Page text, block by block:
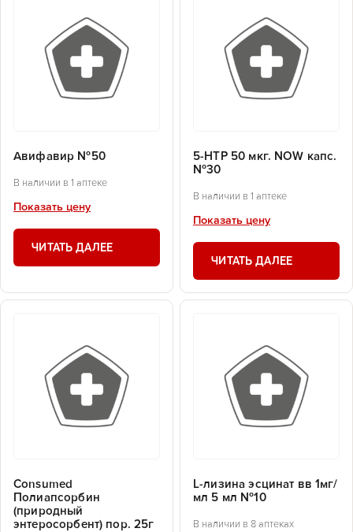
Авифавир №50
В наличии в 1 аптеке
Показать цену
ЧИТАТЬ ДАЛЕЕ
5-HTP 50 мкг. NOW капс.
№30
В наличии в 1 аптеке
Показать цену
ЧИТАТЬ ДАЛЕЕ
Consumed
Полиапсорбин
(природный
энтеросорбент) пор. 25г
L-лизина эсцинат вв 1мг/
мл 5 мл №10
В наличии в 8 аптеках